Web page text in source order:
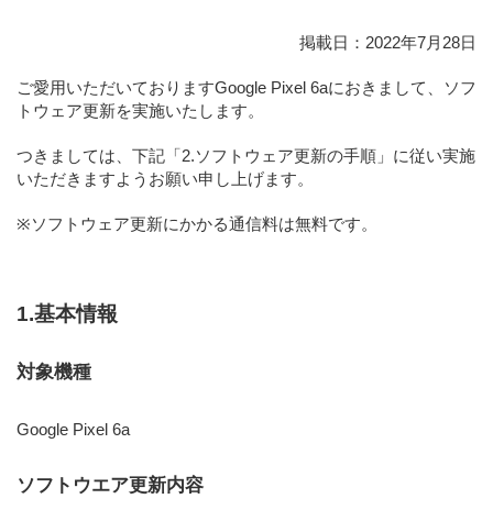
掲載日：2022年7月28日
ご愛用いただいておりますGoogle Pixel 6aにおきまして、ソフ
トウェア更新を実施いたします。
つきましては、下記 「2.ソフトウェア更新の手順」 に従い実施
いただきますようお願い申し上げます。
※ソフトウェア更新にかかる通信料は無料です。
1.基本情報
対象機種
Google Pixel 6a
ソフトウエア更新内容